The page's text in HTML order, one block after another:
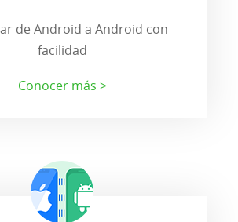
de Android a Android con
facilidad
Conocer más >